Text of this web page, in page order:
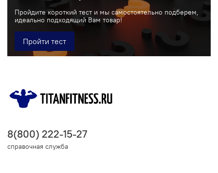
Пройдите короткий тест и мы самостоятельно подберем,
идеально подходящий Вам товар!
Пройти тест
8(800) 222-15-27
справочная служба